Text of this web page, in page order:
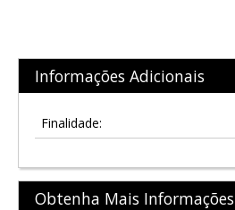
Informações Adicionais
Finalidade:
Obtenha Mais Informações